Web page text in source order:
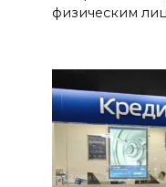
физическим